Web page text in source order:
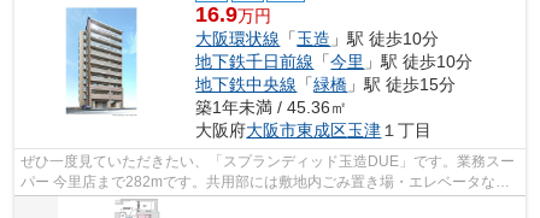
16.9万円
大阪環状線 「玉造 」駅 徒歩10分
地下鉄千日前線 「今里 」駅 徒歩10分
地下鉄中央線 「緑橋 」駅 徒歩15分
築1年未満 / 45.36㎡
大阪府大阪市東成区玉津 １丁目
ぜひ一度見ていただきたい、「スプランディッド玉造DUE」です。業務スー
パー 今里店まで282mです。共用部には敷地内ごみ置き場・エレベータなど
が揃っており、とても充実しています。...